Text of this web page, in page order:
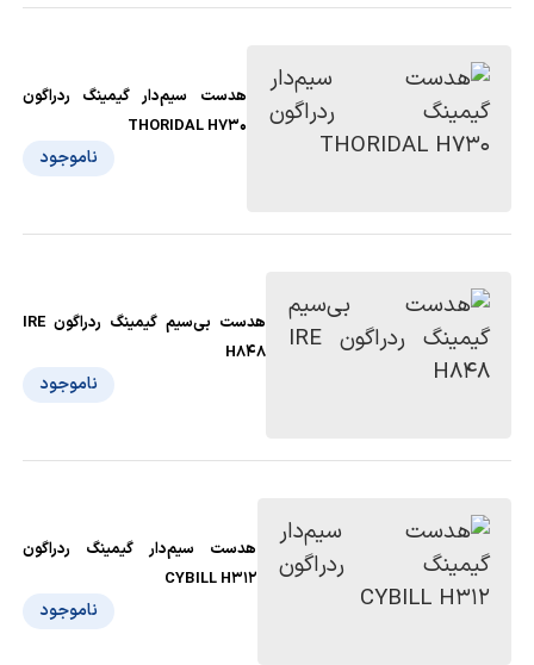
هدست سیم‌دار گیمینگ ردراگون
THORIDAL H730
ناموجود
هدست بی‌سیم گیمینگ ردراگون IRE
H848
ناموجود
هدست سیم‌دار گیمینگ ردراگون
CYBILL H312
ناموجود